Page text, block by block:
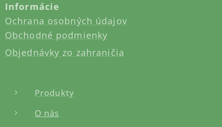
Informácie
Ochrana osobných údajov
Obchodné podmienky
Objednávky zo zahraničia
Produkty
O nás